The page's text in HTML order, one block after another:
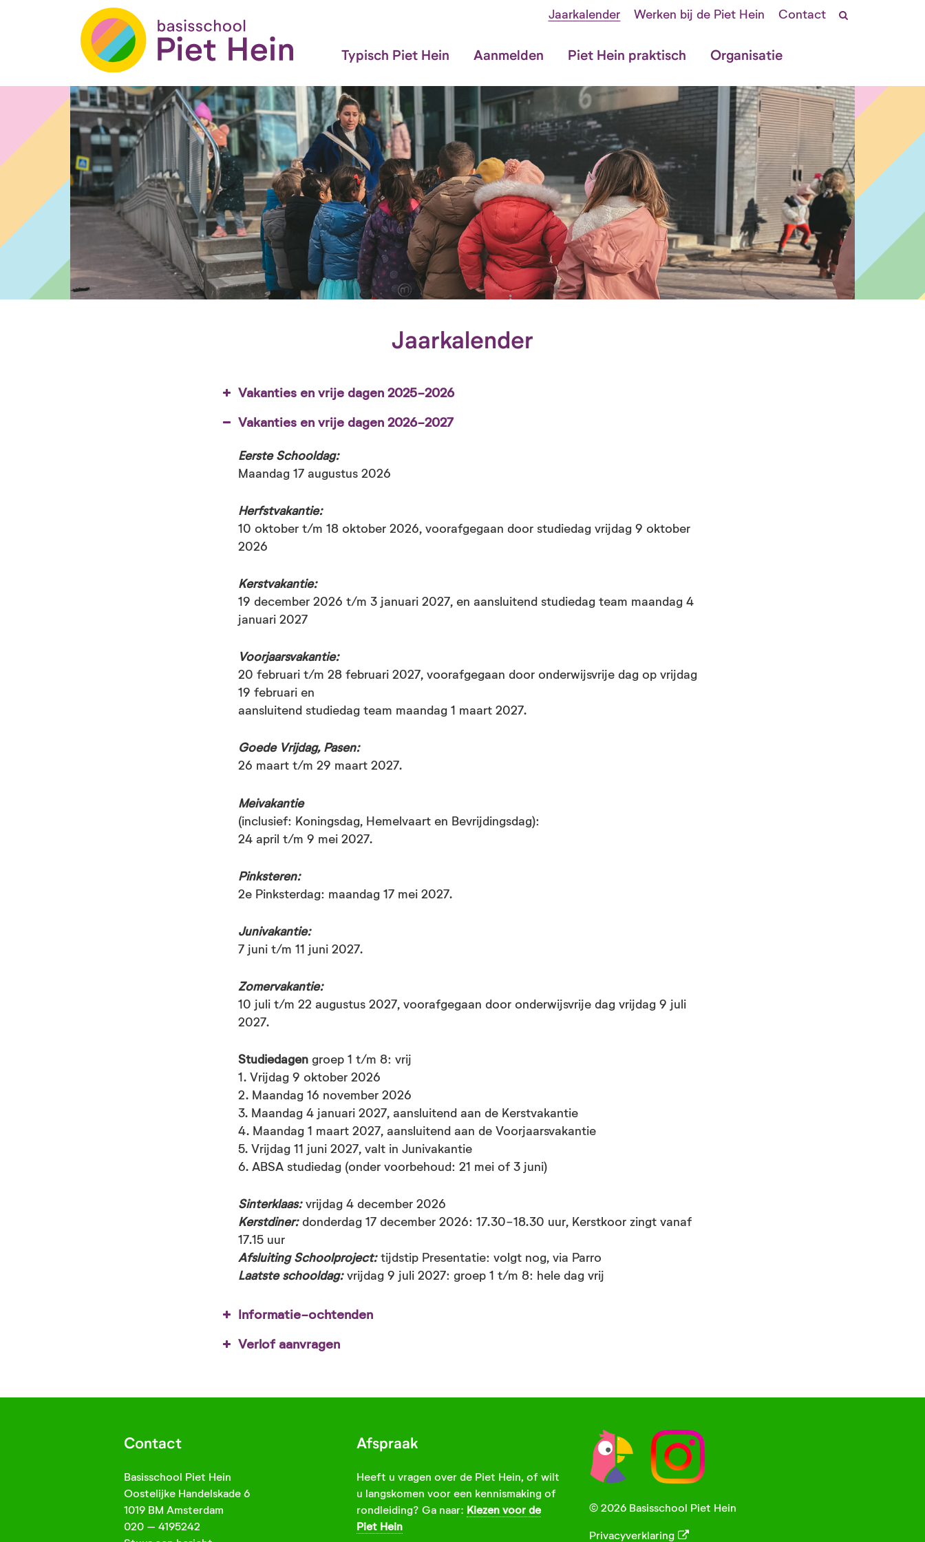
content
Contact
Werken bij de Piet Hein
Jaarkalender
Typisch Piet Hein Aanmelden Piet Hein praktisch Organisatie
Jaarkalender
Vakanties en vrije dagen 2025-2026
Eerste schooldag:
Herfstvakantie:
Kerstvakantie:
Goede Vrijdag, Pasen:
Meivakantie (inclusief Koningsdag en Bevrijdingsdag)
Hemelvaart:
Pinksteren:
Junivakantie:
Zomervakantie:
Afsluiting Schoolproject:
Vakanties en vrije dagen2026-2027
Eerste Schooldag:
Maandag 17 augustus 2026
Herfstvakantie:
10 oktober t/m 18 oktober 2026, voorafgegaan door studiedag vrijdag 9 oktober
2026
Kerstvakantie:
19 december 2026 t/m 3 januari 2027, en aansluitend studiedag team maandag 4
januari 2027
Voorjaarsvakantie:
20 februari t/m 28 februari 2027, voorafgegaan door onderwijsvrije dag op vrijdag
19 februari en
aansluitend studiedag team maandag 1 maart 2027.
Goede Vrijdag, Pasen:
26 maart t/m 29 maart 2027.
Meivakantie
(inclusief: Koningsdag, Hemelvaart en Bevrijdingsdag):
24 april t/m 9 mei 2027.
Pinksteren:
2e Pinksterdag: maandag 17 mei 2027.
Junivakantie:
7 juni t/m 11 juni 2027.
Zomervakantie:
10 juli t/m 22 augustus 2027, voorafgegaan door onderwijsvrije dag vrijdag 9 juli
2027.
Studiedagen groep 1 t/m 8: vrij
1. Vrijdag 9 oktober 2026
2. Maandag 16 november 2026
3. Maandag 4 januari 2027, aansluitend aan de Kerstvakantie
4. Maandag 1 maart 2027, aansluitend aan de Voorjaarsvakantie
5. Vrijdag 11 juni 2027, valt in Junivakantie
6. ABSA studiedag (onder voorbehoud: 21 mei of 3 juni)
Sinterklaas:vrijdag 4 december 2026
Kerstdiner: donderdag 17 december 2026: 17.30-18.30 uur, Kerstkoor zingt vanaf
17.15 uur
Afsluiting Schoolproject: tijdstip Presentatie: volgt nog, via Parro
Laatste schooldag: vrijdag 9 juli 2027: groep 1 t/m 8: hele dag vrij
Informatie-ochtenden
Verlof aanvragen
Contact
Basisschool Piet Hein
Oostelijke Handelskade 6
1019 BM Amsterdam
020 – 4195242
Afspraak
Heeft u vragen over de Piet Hein, of wilt
u langskomen voor een kennismaking of
rondleiding? Ga naar: Kiezen voor de
Piet Hein
© 2026 Basisschool Piet Hein
Privacyverklaring